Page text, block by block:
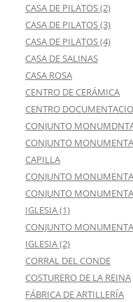
CASA DE PILATOS (2)
CASA DE PILATOS (3)
CASA DE PILATOS (4)
CASA DE SALINAS
CASA ROSA
CENTRO DE CERÁMICA
CENTRO
CONJUNTO
CONJUNTO
CAPILLA
CONJUNTO
CONJUNTO
IGLESIA (1)
CONJUNTO
IGLESIA (2)
CORRAL DEL CONDE
COSTURERO DE LA REINA
FÁBRICA DE ARTILLERÍA